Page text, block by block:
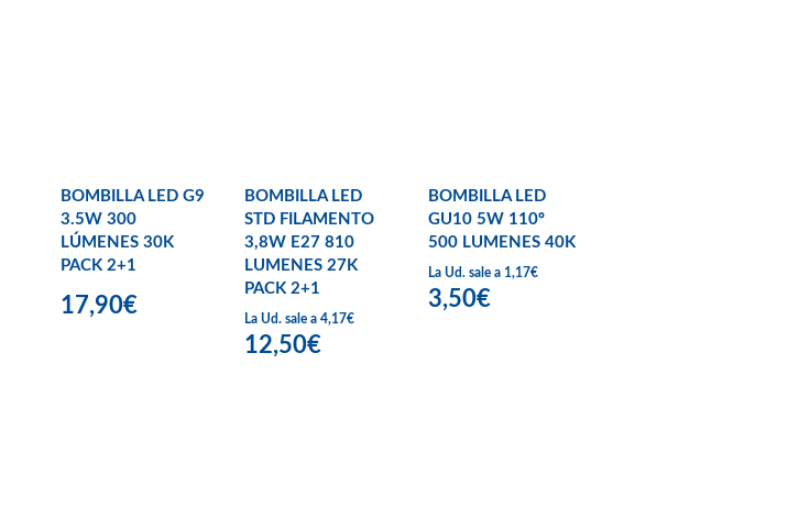
BOMBILLA LED G9
3.5W 300
LÚMENES 30K
PACK 2+1
17,90€
BOMBILLA LED
STD FILAMENTO
3,8W E27 810
LUMENES 27K
PACK 2+1
La Ud. sale a 4,17€
12,50€
BOMBILLA LED
GU10 5W 110º
500 LUMENES 40K
La Ud. sale a 1,17€
3,50€